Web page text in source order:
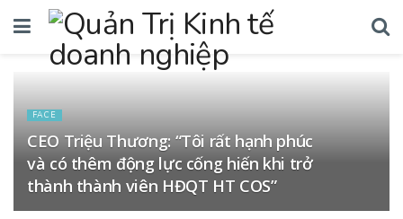
FACE
CEO Triệu Thương: “Tôi rất hạnh phúc
và có thêm động lực cống hiến khi trở
thành thành viên HĐQT HT COS”